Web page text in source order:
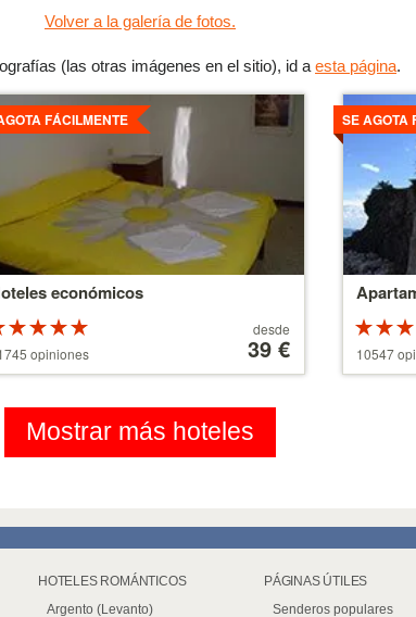
Volver a la galería de fotos.
(las otras imágenes en el sitio), id a esta página.
económicos
FÁCILMENTE
5 estrellas
5
opiniones
110 €
desde
39 €
SE AGOTA
de 5
sobre 5
10547
Ver
detalles
Mostrar más hoteles
HOTELES ROMÁNTICOS
Argento (Levanto)
PÁGINAS ÚTILES
Senderos populares